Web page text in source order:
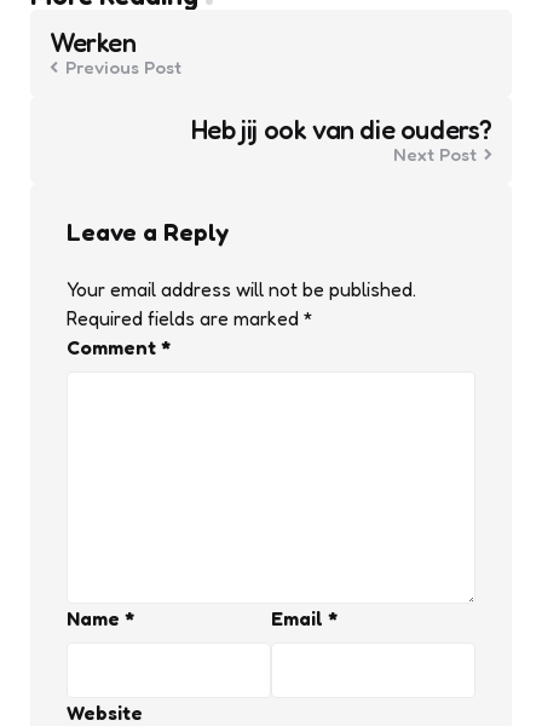
navigation
Werken
Previous Post
Heb jij ook van die ouders?
Next Post
Leave a Reply
Your email address will not be published.
Required fields are marked *
Comment *
Name * Email *
Website